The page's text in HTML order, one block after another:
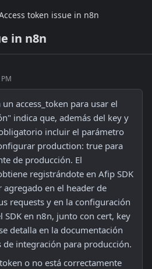
token issue in n8n
in n8n
access_token para usar el
indica que, además del key y
incluir el parámetro
production: true para
de producción. El
registrándote en Afip SDK
agregado en el header de
requests y en la configuración
SDK en n8n, junto con cert, key
detalla en la documentación
de integración para producción.
o no está correctamente